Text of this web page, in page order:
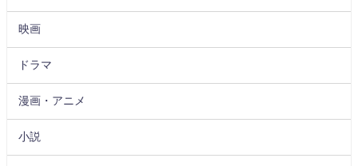
映画
ドラマ
漫画・アニメ
小説